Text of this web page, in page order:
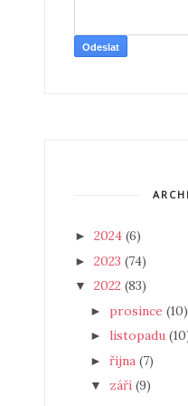
► 2024 (6)
► 2023 (74)
▼ 2022 (83)
► prosince (10)
► listopadu
► října (7)
▼ září (9)